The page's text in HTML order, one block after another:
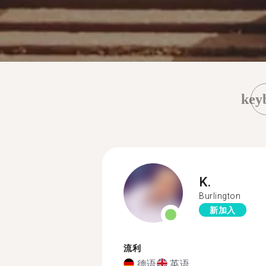
K.
Burlington
新加入
流利
德语 英语